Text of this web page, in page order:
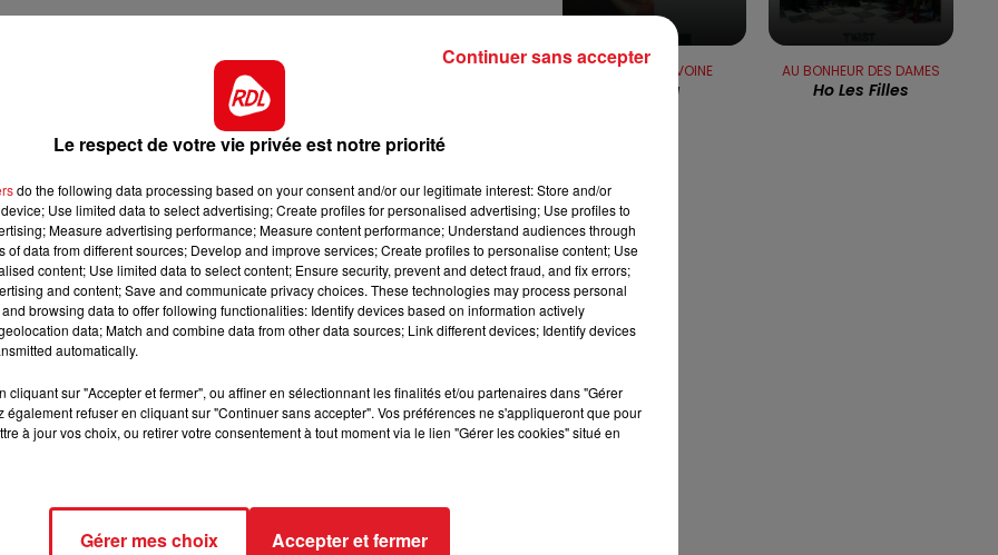
11h00 - 12h00
SUR UN AIR D'ACCORDÉON
Guirec Le Bras, la qualification de féminicide ne fait
une arme de chasse avant de se tirer une balle en
couple vivait une séparation difficile, et ne cohabitait
plainte il y a quelques jours, pour des faits de
Lui avait une entreprise de mécanique agricole et
Elle était gérante d’un salon de coiffure à Campagne-
et confiée à la gendarmerie d'Ecuires pour procéder
psychologique aurait également été ouverte à la
du couple ont été pris en charge par la famille,
l’année.
DANIEL BALAVOINE
L'aziza
AU BONHEUR DES DAMES
Ho Les Filles
Le respect de votre vie privée est notre priorité
do the following data processing based on your consent and/or our legitimate interest: Store and/or
Use limited data to select advertising; Create profiles for personalised advertising; Use profiles to
Measure advertising performance; Measure content performance; Understand audiences through
of data from different sources; Develop and improve services; Create profiles to personalise content; Use
content; Use limited data to select content; Ensure security, prevent and detect fraud, and fix errors;
and content; Save and communicate privacy choices. These technologies may process personal
browsing data to offer following functionalities: Identify devices based on information actively
data; Match and combine data from other data sources; Link different devices; Identify devices
automatically.
cliquant sur "Accepter et fermer", ou affiner en sélectionnant les finalités et/ou partenaires dans "Gérer
également refuser en cliquant sur "Continuer sans accepter". Vos préférences ne s'appliqueront que pour
à jour vos choix, ou retirer votre consentement à tout moment via le lien "Gérer les cookies" situé en
Gérer mes choix Accepter et fermer
Continuer sans accepter